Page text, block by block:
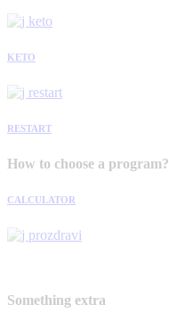
KETO
RESTART
How to choose a program?
CALCULATOR
Something extra